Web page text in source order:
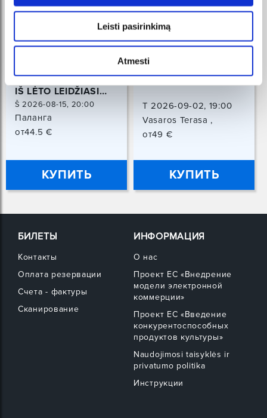
Leisti pasirinkimą
Atmesti
KARALIŠKA ERDVĖ |
IŠ LĖTO LEIDŽIASI
SAULĖ
Š 2026-08-15, 20:00
Паланга
от44.5 €
КУПИТЬ
GUS GUS
T 2026-09-02, 19:00
Vasaros Terasa ,
Vilniaus 39, Vilnius
от49 €
КУПИТЬ
БИЛЕТЫ
Контакты
Оплата резервации
Счета - фактуры
Сканирование
ИНФОРМАЦИЯ
О нас
Проект ЕС «Внедрение
модели электронной
коммерции»
Проект ЕС «Введение
конкурентоспособных
продуктов культуры»
Naudojimosi taisyklės ir
privatumo politika
Инструкции